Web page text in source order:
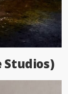
Studios)